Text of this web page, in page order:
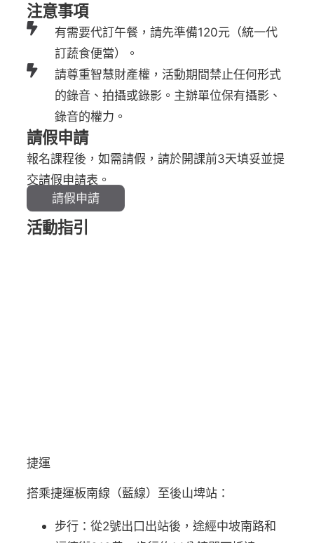
注意事項
有需要代訂午餐，請先準備120元（統一代
訂蔬食便當）。
請尊重智慧財產權，活動期間禁止任何形式
的錄音、拍攝或錄影。主辦單位保有攝影、
錄音的權力。
請假申請
報名課程後，如需請假，請於開課前3天填妥並提
交請假申請表。
請假申請
活動指引
捷運
搭乘捷運板南線（藍線）至後山埤站：
步行：從2號出口出站後，途經中坡南路和